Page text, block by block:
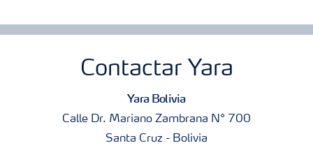
Contactar Yara
Yara Bolivia
Calle Dr. Mariano Zambrana N° 700
Santa Cruz - Bolivia